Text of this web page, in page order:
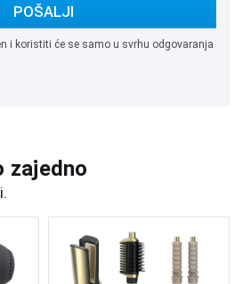
POŠALJI
i koristiti će se samo u svrhu odgovaranja
zajedno